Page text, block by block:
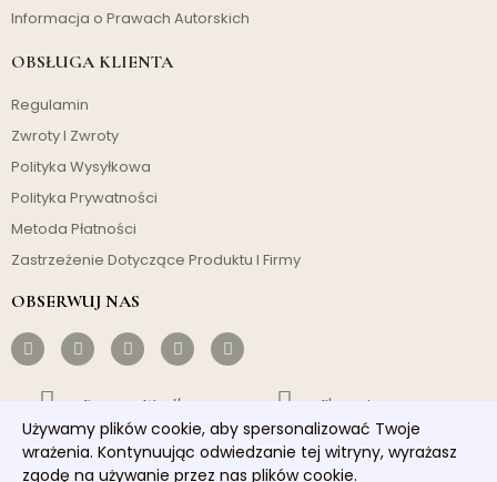
Informacja o Prawach Autorskich
OBSŁUGA KLIENTA
Regulamin
Zwroty I Zwroty
Polityka Wysyłkowa
Polityka Prywatności
Metoda Płatności
Zastrzeżenie Dotyczące Produktu I Firmy
OBSERWUJ NAS
Darmowa Wysyłka Ekonomiczny
Szybka Wysyłka Dobra Obsługa
Używamy plików cookie, aby spersonalizować Twoje
wrażenia. Kontynuując odwiedzanie tej witryny, wyrażasz
zgodę na używanie przez nas plików cookie.